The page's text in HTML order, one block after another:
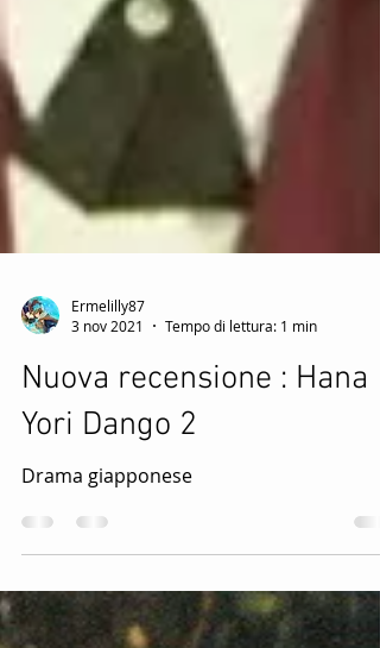
3 nov 2021
Tempo di lettura: 1 min
Nuova recensione : Hana
Yori Dango 2
Drama giapponese